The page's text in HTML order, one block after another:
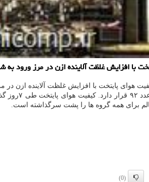
با افزایش غلظت آلاینده ازن در مرز ورود
هوای پایتخت با افزایش غلظت آلاینده
(0)